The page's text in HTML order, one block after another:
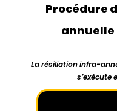
Procédure
annuelle
La résiliation infra-
s’exécute